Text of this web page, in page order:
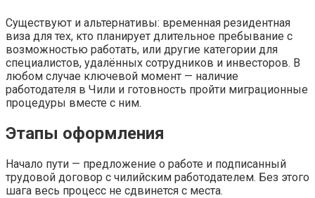
Существуют и альтернативы: временная резидентная
виза для тех, кто планирует длительное пребывание с
возможностью работать, или другие категории для
специалистов, удалённых сотрудников и инвесторов. В
любом случае ключевой момент — наличие
работодателя в Чили и готовность пройти миграционные
процедуры вместе с ним.
Этапы оформления
Начало пути — предложение о работе и подписанный
трудовой договор с чилийским работодателем. Без этого
шага весь процесс не сдвинется с места.